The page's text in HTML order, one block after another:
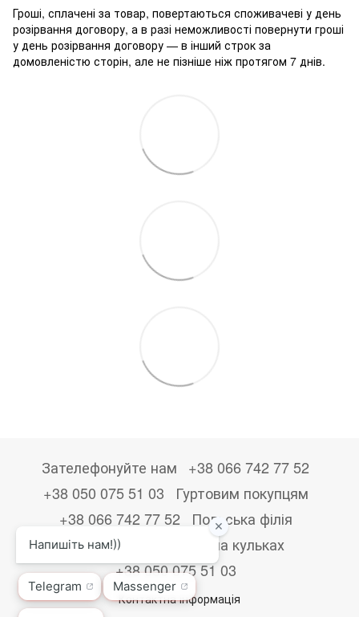
Гроші, сплачені за товар, повертаються споживачеві у день
розірвання договору, а в разі неможливості повернути гроші
у день розірвання договору — в інший строк за
домовленістю сторін, але не пізніше ніж протягом 7 днів.
Зателефонуйте нам
+38 066 742 77 52
+38 050 075 51 03
Гуртовим покупцям
+38 066 742 77 52
Польська філія
+48533867723
Друк на кульках
+38 050 075 51 03
Контактна інформація